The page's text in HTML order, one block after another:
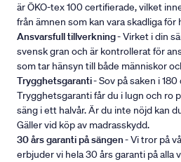
är ÖKO-tex 100 certifierade, vilket
från ämnen som kan vara skadliga för
Ansvarsfull tillverkning- Virket i din
svensk gran och är kontrollerat för
som tar hänsyn till både människor
Trygghetsgaranti- Sov på saken i
Trygghetsgaranti får du i lugn och ro
säng i ett halvår. Är du inte nöjd kan
Gäller vid köp av madrasskydd.
30 års garanti på sängen- Vi tror på
erbjuder vi hela 30 års garanti på alla